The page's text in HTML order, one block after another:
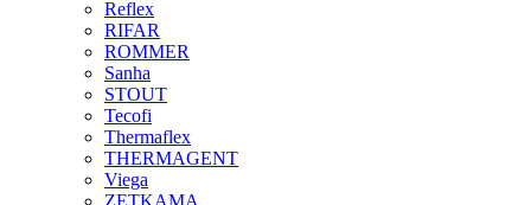
Reflex
RIFAR
ROMMER
Sanha
STOUT
Tecofi
Thermaflex
THERMAGENT
Viega
ZETKAMA